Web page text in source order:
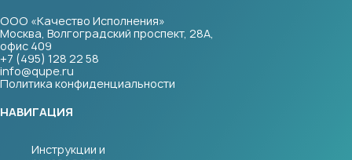
ООО «Качество Исполнения»
Москва, Волгоградский проспект, 28А,
офис 409
+7 (495) 128 22 58
info@qupe.ru
Политика конфиденциальности
НАВИГАЦИЯ
Инструкции и